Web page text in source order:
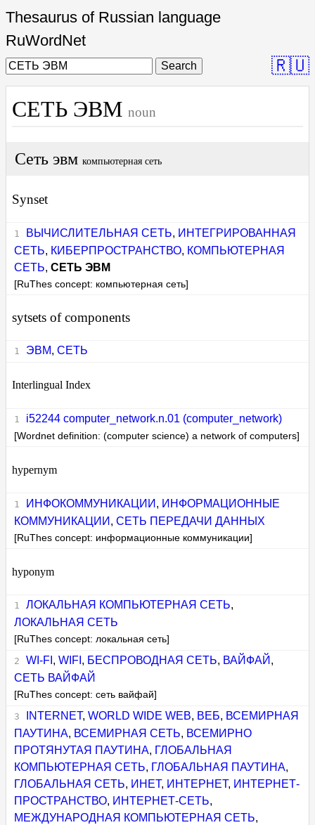
Thesaurus of Russian language
RuWordNet
Search 🇷🇺
СЕТЬ ЭВМ noun
Сеть эвм компьютерная сеть
Synset
ВЫЧИСЛИТЕЛЬНАЯ СЕТЬ, ИНТЕГРИРОВАННАЯ
СЕТЬ, КИБЕРПРОСТРАНСТВО, КОМПЬЮТЕРНАЯ
СЕТЬ,СЕТЬ ЭВМ
[RuThes concept: компьютерная сеть]
sytsets of components
ЭВМ, СЕТЬ
Interlingual Index
i52244 computer_network.n.01 (computer_network)
[Wordnet definition: (computer science) a network of computers]
hypernym
ИНФОКОММУНИКАЦИИ , ИНФОРМАЦИОННЫЕ
КОММУНИКАЦИИ ,СЕТЬ ПЕРЕДАЧИ ДАННЫХ
[RuThes concept: информационные коммуникации]
hyponym
ЛОКАЛЬНАЯ КОМПЬЮТЕРНАЯ СЕТЬ,
ЛОКАЛЬНАЯ СЕТЬ
[RuThes concept: локальная сеть]
WI-FI , WIFI , БЕСПРОВОДНАЯ СЕТЬ, ВАЙФАЙ ,
СЕТЬ ВАЙФАЙ
[RuThes concept: сеть вайфай]
INTERNET, WORLD WIDE WEB, ВЕБ, ВСЕМИРНАЯ
ПАУТИНА, ВСЕМИРНАЯ СЕТЬ, ВСЕМИРНО
ПРОТЯНУТАЯ ПАУТИНА, ГЛОБАЛЬНАЯ
КОМПЬЮТЕРНАЯ СЕТЬ, ГЛОБАЛЬНАЯ ПАУТИНА,
ГЛОБАЛЬНАЯ СЕТЬ, ИНЕТ, ИНТЕРНЕТ, ИНТЕРНЕТ-
ПРОСТРАНСТВО, ИНТЕРНЕТ-СЕТЬ,
МЕЖДУНАРОДНАЯ КОМПЬЮТЕРНАЯ СЕТЬ,